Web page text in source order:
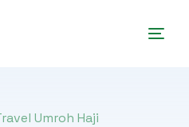
Umroh Haji